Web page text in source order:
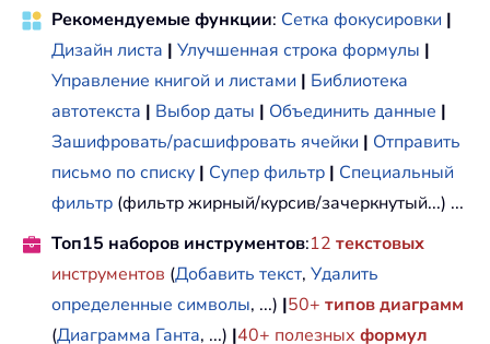
Рекомендуемые функции: Сетка фокусировки |
Дизайн листа | Улучшенная строка формулы |
Управление книгой и листами | Библиотека
автотекста | Выбор даты | Объединить данные |
Зашифровать/расшифровать ячейки | Отправить
письмо по списку | Супер фильтр | Специальный
фильтр (фильтр жирный/курсив/зачеркнутый...) ...
Топ15 наборов инструментов:12 текстовых
инструментов (Добавить текст, Удалить
определенные символы, ...) |50+ типов диаграмм
(Диаграмма Ганта, ...) |40+ полезных формул